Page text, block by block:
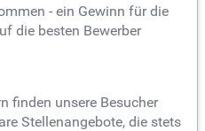
- ein Gewinn für die
die besten Bewerber
finden unsere Besucher
Stellenangebote, die stets